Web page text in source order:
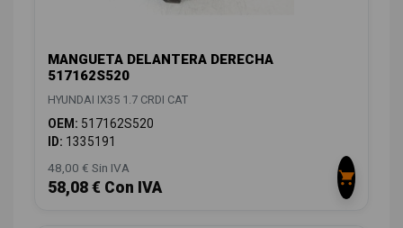
MANGUETA DELANTERA DERECHA
517162S520
HYUNDAI IX35 1.7 CRDI CAT
OEM: 517162S520
ID: 1335191
48,00 € Sin IVA
58,08 € Con IVA